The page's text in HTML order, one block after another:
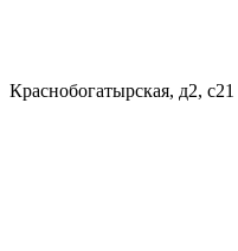
Краснобогатырская, д2, с21